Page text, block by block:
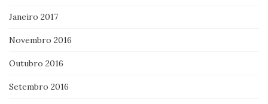
Janeiro 2017
Novembro 2016
Outubro 2016
Setembro 2016